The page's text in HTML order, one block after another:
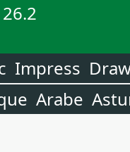
Impress
Arabe